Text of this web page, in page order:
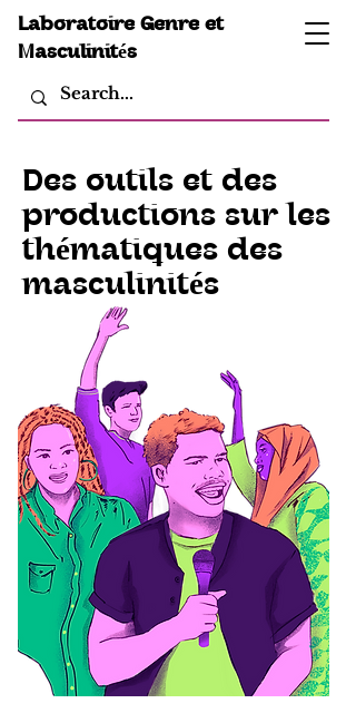
Laboratoire Genre et
Masculinités
Des outils et des
productions sur les
thématiques des
masculinités